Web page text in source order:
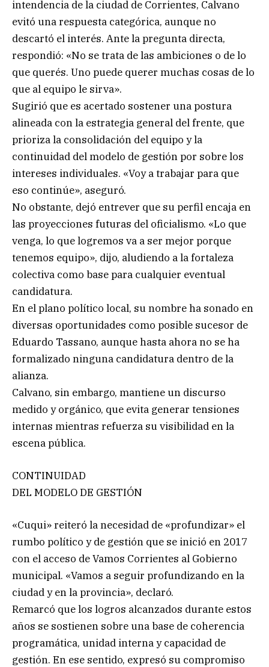
intendencia de la ciudad de Corrientes, Calvano
evitó una respuesta categórica, aunque no
descartó el interés. Ante la pregunta directa,
respondió: «No se trata de las ambiciones o de lo
que querés. Uno puede querer muchas cosas de lo
que al equipo le sirva».
Sugirió que es acertado sostener una postura
alineada con la estrategia general del frente, que
prioriza la consolidación del equipo y la
continuidad del modelo de gestión por sobre los
intereses individuales. «Voy a trabajar para que
eso continúe», aseguró.
No obstante, dejó entrever que su perfil encaja en
las proyecciones futuras del oficialismo. «Lo que
venga, lo que logremos va a ser mejor porque
tenemos equipo», dijo, aludiendo a la fortaleza
colectiva como base para cualquier eventual
candidatura.
En el plano político local, su nombre ha sonado en
diversas oportunidades como posible sucesor de
Eduardo Tassano, aunque hasta ahora no se ha
formalizado ninguna candidatura dentro de la
alianza.
Calvano, sin embargo, mantiene un discurso
medido y orgánico, que evita generar tensiones
internas mientras refuerza su visibilidad en la
escena pública.
CONTINUIDAD
DEL MODELO DE GESTIÓN
«Cuqui» reiteró la necesidad de «profundizar» el
rumbo político y de gestión que se inició en 2017
con el acceso de Vamos Corrientes al Gobierno
municipal. «Vamos a seguir profundizando en la
ciudad y en la provincia», declaró.
Remarcó que los logros alcanzados durante estos
años se sostienen sobre una base de coherencia
programática, unidad interna y capacidad de
gestión. En ese sentido, expresó su compromiso